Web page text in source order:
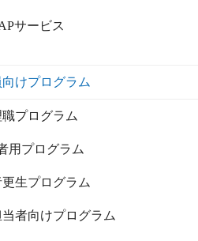
サービス
けプログラム
プログラム
用プログラム
生プログラム
者向けプログラム